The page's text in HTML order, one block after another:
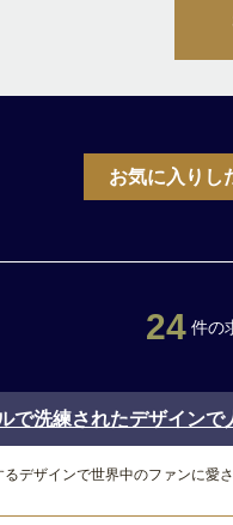
お気に入りし
24 件の
で洗練されたデザイン
デザインで世界中のファンに愛